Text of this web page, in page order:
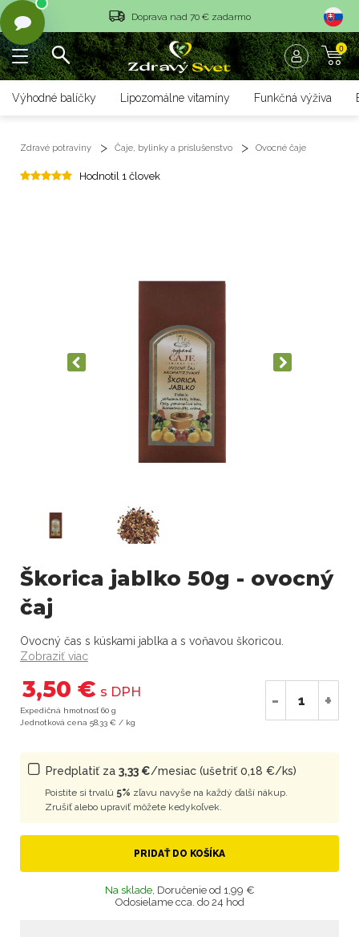
Doprava nad 70 € zadarmo
Vrátenie tovaru do 14 dní
Rýchle dodanie <36 hod
Vrátenie tovaru do 14 dní
Rýchle dodanie <36 hod
0
Výhodné balíčky Lipozomálne vitamíny Funkčná výživa
Zdravé potraviny Čaje, bylinky a príslušenstvo Ovocné čaje
Hodnotil 1 človek
Škorica jablko 50g - ovocný
čaj
Ovocný čas s kúskami jablka a s voňavou škoricou.
Zobraziť viac
3,50 € s DPH
Expedičná hmotnosť 60 g
Jednotková cena 58,33 € / kg
- +
Predplatiť za 3,33 €/mesiac (ušetriť 0,18 €/ks)
Poistite si trvalú 5% zľavu navyše na každý ďalší nákup.
Zrušiť alebo upraviť môžete kedykoľvek.
PRIDAŤ DO KOŠÍKA
Na sklade, Doručenie od 1,99 €
Odosielame cca. do 24 hod